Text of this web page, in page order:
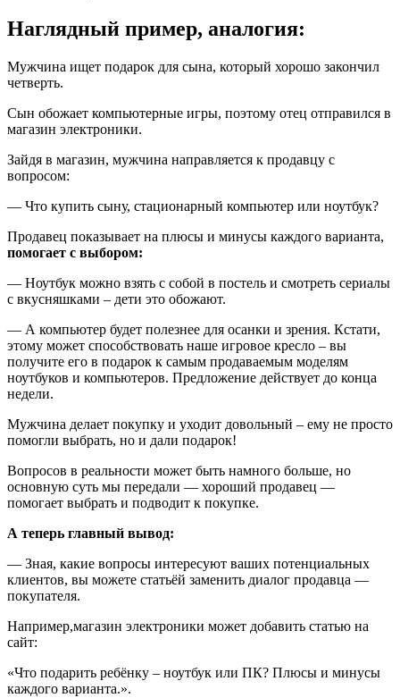
Наглядный пример, аналогия:
Мужчина ищет подарок для сына, который хорошо закончил
четверть.
Сын обожает компьютерные игры, поэтому отец отправился в
магазин электроники.
Зайдя в магазин, мужчина направляется к продавцу с
вопросом:
— Что купить сыну, стационарный компьютер или ноутбук?
Продавец показывает на плюсы и минусы каждого варианта,
помогает с выбором:
— Ноутбук можно взять с собой в постель и смотреть сериалы
с вкусняшками – дети это обожают.
— А компьютер будет полезнее для осанки и зрения. Кстати,
этому может способствовать наше игровое кресло – вы
получите его в подарок к самым продаваемым моделям
ноутбуков и компьютеров. Предложение действует до конца
недели.
Мужчина делает покупку и уходит довольный – ему не просто
помогли выбрать, но и дали подарок!
Вопросов в реальности может быть намного больше, но
основную суть мы передали — хороший продавец —
помогает выбрать и подводит к покупке.
А теперь главный вывод:
— Зная, какие вопросы интересуют ваших потенциальных
клиентов, вы можете статьёй заменить диалог продавца —
покупателя.
Например,магазин электроники может добавить статью на
сайт:
«Что подарить ребёнку – ноутбук или ПК? Плюсы и минусы
каждого варианта.».